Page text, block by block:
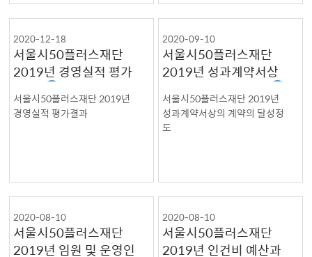
2020-12-18
서울시50플러스재단
2019년 경영실적 평가
서울시50플러스재단 2019년
경영실적 평가결과
2020-09-10
서울시50플러스재단
2019년 성과계약서상
서울시50플러스재단 2019년
성과계약서상의 계약의 달성정
도
2020-08-10
서울시50플러스재단
2019년 임원 및 운영인
2020-08-10
서울시50플러스재단
2019년 인건비 예산과